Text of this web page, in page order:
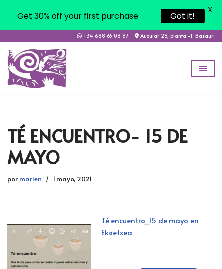
Saltar
al
contenido
+34 688 65 08 87 Auxular 28, planta -1. Basauri
TÉ ENCUENTRO- 15 DE
MAYO
por marlen 1 mayo, 2021
Té encuentro_15 de mayo en
Ekoetxea
Get 30% off your first purchase Got it!
X